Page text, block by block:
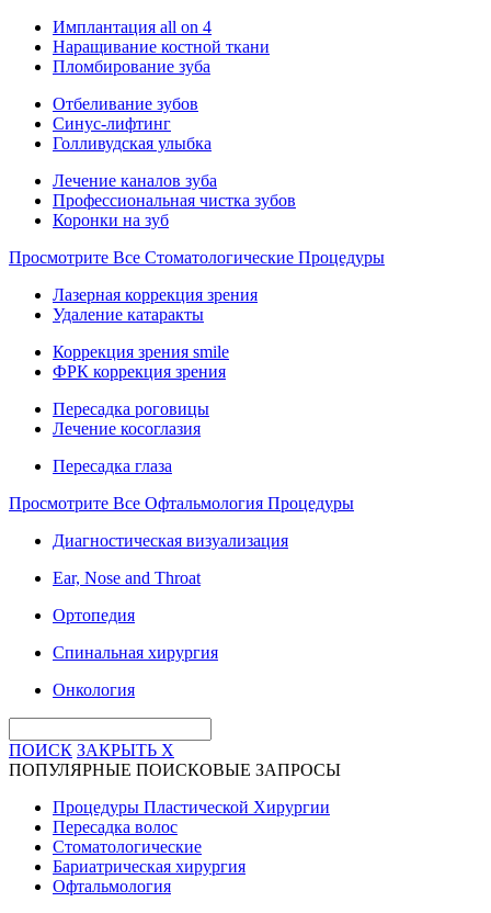
Имплантация all on 4
Наращивание костной ткани
Пломбирование зуба
Отбеливание зубов
Синус-лифтинг
Голливудская улыбка
Лечение каналов зуба
Профессиональная чистка зубов
Коронки на зуб
Просмотрите Все Стоматологические Процедуры
Лазерная коррекция зрения
Удаление катаракты
Коррекция зрения smile
ФРК коррекция зрения
Пересадка роговицы
Лечение косоглазия
Пересадка глаза
Просмотрите Все Офтальмология Процедуры
Диагностическая визуализация
Ear, Nose and Throat
Ортопедия
Спинальная хирургия
Онкология
ПОИСК ЗАКРЫТЬ X
ПОПУЛЯРНЫЕ ПОИСКОВЫЕ ЗАПРОСЫ
Процедуры Пластической Хирургии
Пересадка волос
Стоматологические
Бариатрическая хирургия
Офтальмология